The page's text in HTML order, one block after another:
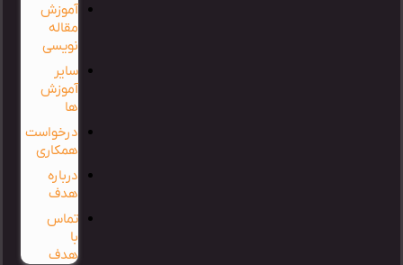
آموزش
مقاله
نویسی
سایر
آموزش
ها
درخواست
همکاری
درباره
هدف
تماس
با
هدف